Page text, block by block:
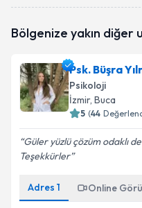
oluşturun. Size bu
E-posta Adresiniz
Kişisel
Metni
Bölgenize yakın diğer
Psk. Büşra
Psikoloji
İzmir, Buca
5 (44
Güler yüzlü çözüm odaklı
Teşekkürler
Adres 1 Online